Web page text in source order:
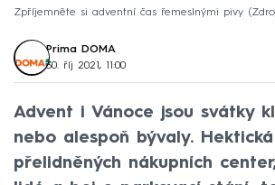
Zpříjemněte si adventní čas řemeslnými pivy
Prima DOMA
30. říj 2021, 11:00
Advent i Vánoce jsou svátky
nebo alespoň bývaly.
přelidněných nákupních